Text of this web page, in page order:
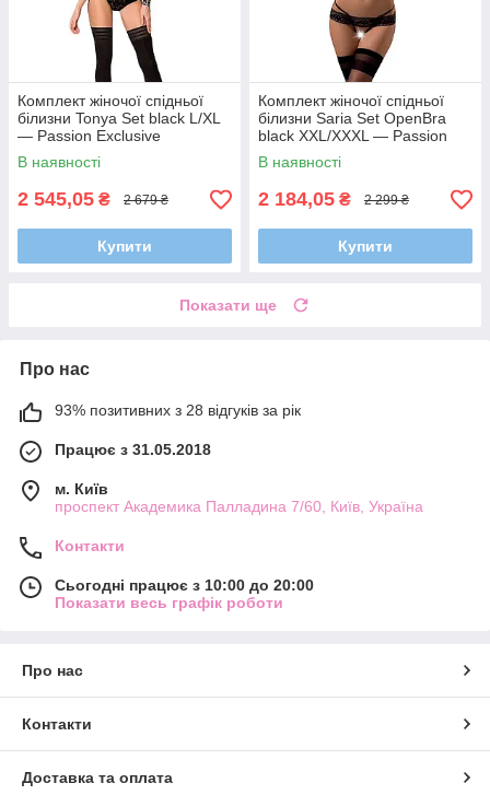
Комплект жіночої спідньої
білизни Tonya Set black L/XL
— Passion Exclusive
В наявності
2 545,05 ₴ 2 679 ₴
Купити
Комплект жіночої спідньої
білизни Saria Set OpenBra
black XXL/XXXL — Passion
Exclusive
В наявності
2 184,05 ₴ 2 299 ₴
Купити
Показати ще
Про нас
93% позитивних з 28 відгуків за рік
Працює з 31.05.2018
м. Київ
проспект Академика Палладина 7/60, Київ, Україна
Контакти
Сьогодні працює з 10:00 до 20:00
Показати весь графік роботи
Про нас
Контакти
Доставка та оплата